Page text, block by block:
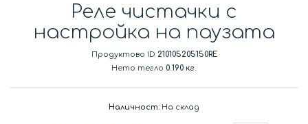
Реле чистачки с
настройка на паузата
Продуктово ID 210105205150RE
Нето тегло 0.190 кг.
Наличност: На склад